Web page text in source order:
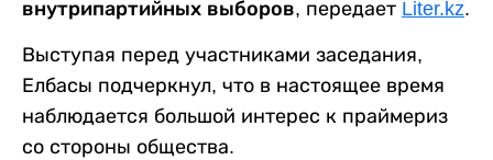
внутрипартийных выборов, передает Liter.kz.
Выступая перед участниками заседания,
Елбасы подчеркнул, что в настоящее время
наблюдается большой интерес к праймериз
со стороны общества.